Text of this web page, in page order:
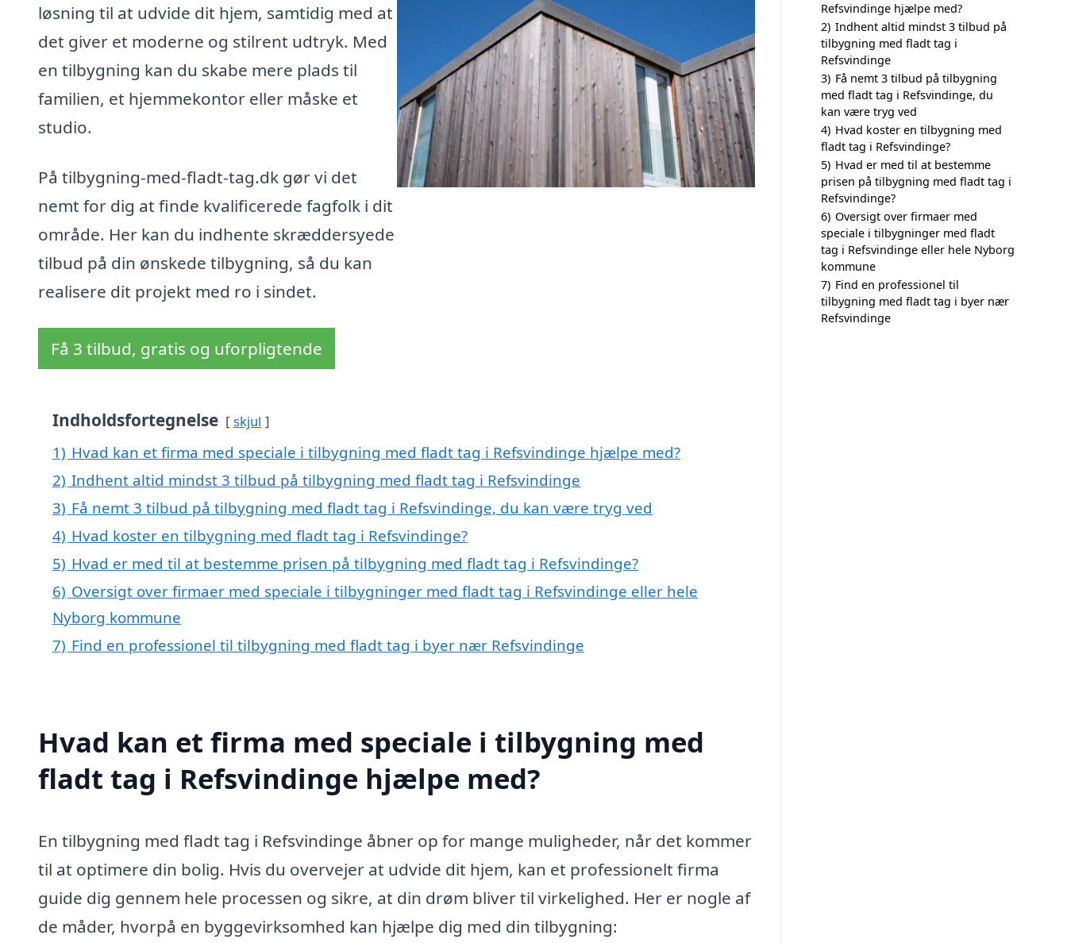
løsning til at udvide dit hjem, samtidig med at
det giver et moderne og stilrent udtryk. Med
en tilbygning kan du skabe mere plads til
familien, et hjemmekontor eller måske et
studio.
På tilbygning-med-fladt-tag.dk gør vi det
nemt for dig at finde kvalificerede fagfolk i dit
område. Her kan du indhente skræddersyede
tilbud på din ønskede tilbygning, så du kan
realisere dit projekt med ro i sindet.
Få 3 tilbud, gratis og uforpligtende
Indholdsfortegnelse skjul
1) Hvad kan et firma med speciale i tilbygning med fladt tag i Refsvindinge hjælpe med?
2) Indhent altid mindst 3 tilbud på tilbygning med fladt tag i Refsvindinge
3) Få nemt 3 tilbud på tilbygning med fladt tag i Refsvindinge, du kan være tryg ved
4) Hvad koster en tilbygning med fladt tag i Refsvindinge?
5) Hvad er med til at bestemme prisen på tilbygning med fladt tag i Refsvindinge?
6) Oversigt over firmaer med speciale i tilbygninger med fladt tag i Refsvindinge eller hele
Nyborg kommune
7) Find en professionel til tilbygning med fladt tag i byer nær Refsvindinge
Hvad kan et firma med speciale i tilbygning med
fladt tag i Refsvindinge hjælpe med?
En tilbygning med fladt tag i Refsvindinge åbner op for mange muligheder, når det kommer
til at optimere din bolig. Hvis du overvejer at udvide dit hjem, kan et professionelt firma
guide dig gennem hele processen og sikre, at din drøm bliver til virkelighed. Her er nogle af
de måder, hvorpå en byggevirksomhed kan hjælpe dig med din tilbygning:
Refsvindinge hjælpe med?
2) Indhent altid mindst 3 tilbud på
tilbygning med fladt tag i
Refsvindinge
3) Få nemt 3 tilbud på tilbygning
med fladt tag i Refsvindinge, du
kan være tryg ved
4) Hvad koster en tilbygning med
fladt tag i Refsvindinge?
5) Hvad er med til at bestemme
prisen på tilbygning med fladt tag i
Refsvindinge?
6) Oversigt over firmaer med
speciale i tilbygninger med fladt
tag i Refsvindinge eller hele Nyborg
kommune
7) Find en professionel til
tilbygning med fladt tag i byer nær
Refsvindinge